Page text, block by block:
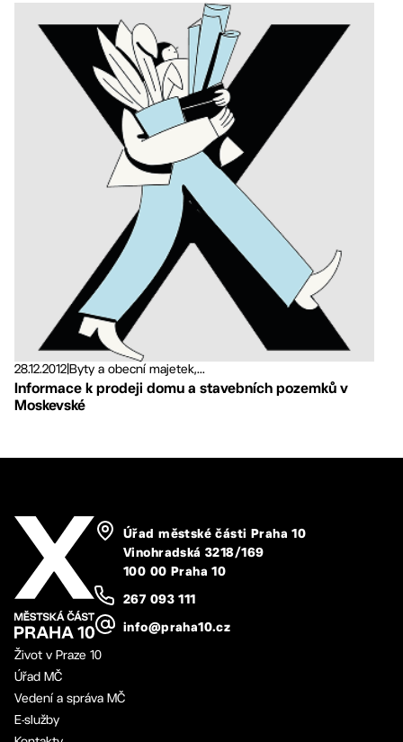
28.12.2012Byty a obecní majetek,...
Informace k prodeji domu a stavebních pozemků v
Moskevské
Úřad městské části Praha 10
Vinohradská 3218/169
100 00 Praha 10
267 093 111
info@praha10.cz
Život v Praze 10
Úřad MČ
Vedení a správa MČ
E-služby